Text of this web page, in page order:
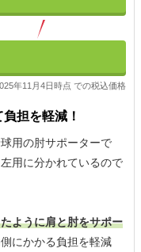
年11月4日時点 での税込価格
担を軽減！
用の肘サポーターで
用に分かれているので
ように肩と肘をサポー
にかかる負担を軽減